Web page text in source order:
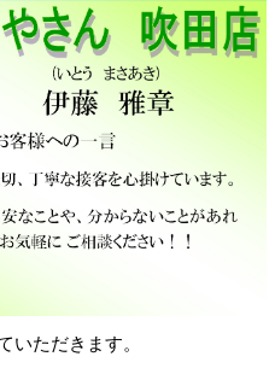
いただきます。